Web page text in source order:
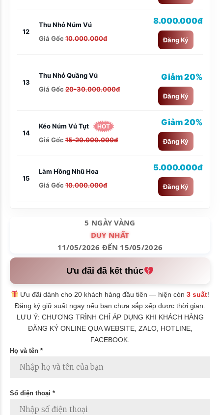
12
Thu Nhỏ Núm Vú
Giá Gốc 10.000.000đ
8.000.000đ
Đăng Ký
13
Thu Nhỏ Quầng Vú
Giá Gốc 20-30.000.000đ
Giảm 20%
Đăng Ký
14
Kéo Núm Vú Tụt HOT
Giá Gốc 15-20.000.000đ
Giảm 20%
Đăng Ký
15
Làm Hồng Nhũ Hoa
Giá Gốc 10.000.000đ
5.000.000đ
Đăng Ký
5 NGÀY VÀNG
DUY NHẤT
11/05/2026 ĐẾN 15/05/2026
Ưu đãi đã kết thúc
Ưu đãi dành cho 20 khách hàng đầu tiên — hiện còn3 suất!
Đăng ký giữ suất ngay nếu bạn chưa sắp xếp được thời gian.
LƯU Ý: CHƯƠNG TRÌNH CHỈ ÁP DỤNG KHI KHÁCH HÀNG
ĐĂNG KÝ ONLINE QUA WEBSITE, ZALO, HOTLINE,
FACEBOOK.
Họ và tên *
Số điện thoại *